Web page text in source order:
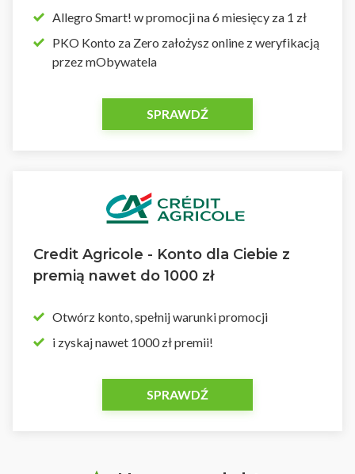
Allegro Smart! w promocji na 6 miesięcy za 1 zł
PKO Konto za Zero założysz online z weryfikacją
przez mObywatela
SPRAWDŹ
Credit Agricole - Konto dla Ciebie z
premią nawet do 1000 zł
Otwórz konto, spełnij warunki promocji
i zyskaj nawet 1000 zł premii!
SPRAWDŹ